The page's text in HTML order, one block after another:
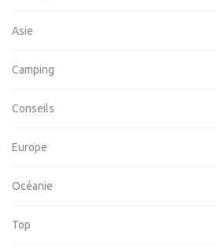
Asie
Camping
Conseils
Europe
Océanie
Top